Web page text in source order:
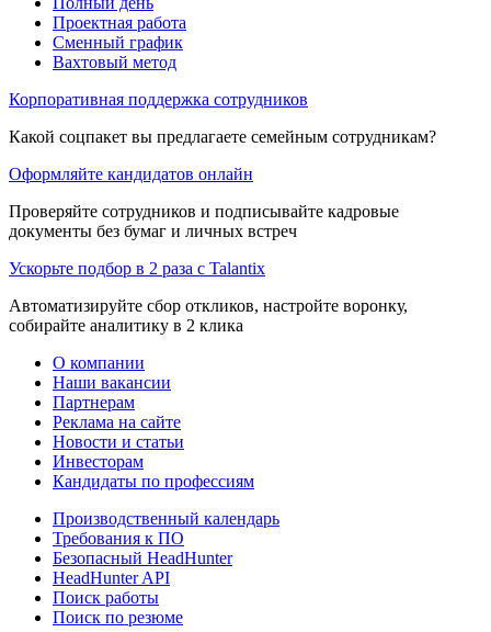
Проектная работа
Сменный график
Вахтовый метод
Корпоративная поддержка сотрудников
Какой соцпакет вы предлагаете семейным сотрудникам?
Оформляйте кандидатов онлайн
Проверяйте сотрудников и подписывайте кадровые
документы без бумаг и личных встреч
Ускорьте подбор в 2 раза с Talantix
Автоматизируйте сбор откликов, настройте воронку,
собирайте аналитику в 2 клика
О компании
Наши вакансии
Партнерам
Реклама на сайте
Новости и статьи
Инвесторам
Кандидаты по профессиям
Производственный календарь
Требования к ПО
Безопасный HeadHunter
HeadHunter API
Поиск работы
Поиск по резюме